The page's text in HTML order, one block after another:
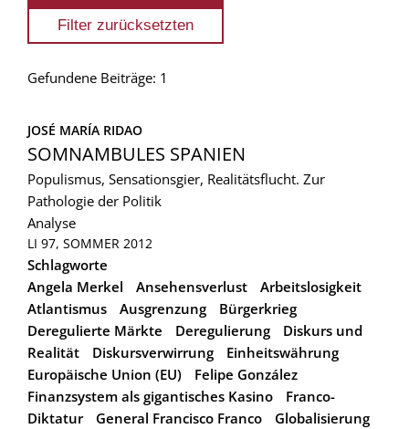
Gefundene Beiträge: 1
JOSÉ MARÍA RIDAO
SOMNAMBULES SPANIEN
Populismus, Sensationsgier, Realitätsflucht. Zur
Pathologie der Politik
Analyse
LI 97, SOMMER 2012
Schlagworte
Angela Merkel
Ansehensverlust
Arbeitslosigkeit
Atlantismus
Ausgrenzung
Bürgerkrieg
Deregulierte Märkte
Deregulierung
Diskurs und
Realität
Diskursverwirrung
Einheitswährung
Europäische Union (EU)
Felipe González
Finanzsystem als gigantisches Kasino
Franco-
Diktatur
General Francisco Franco
Globalisierung